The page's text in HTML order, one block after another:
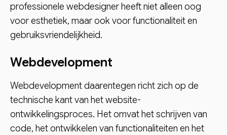
professionele webdesigner heeft niet alleen oog
voor esthetiek, maar ook voor functionaliteit en
gebruiksvriendelijkheid.
Webdevelopment
Webdevelopment daarentegen richt zich op de
technische kant van het website-
ontwikkelingsproces. Het omvat het schrijven van
code, het ontwikkelen van functionaliteiten en het